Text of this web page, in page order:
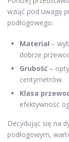
wziąć pod uwagę
podłogowego:
Materiał–
dobrze
Grubość –
centymetrów.
Klasa
efektywność
Decydując się na
podłogowym,